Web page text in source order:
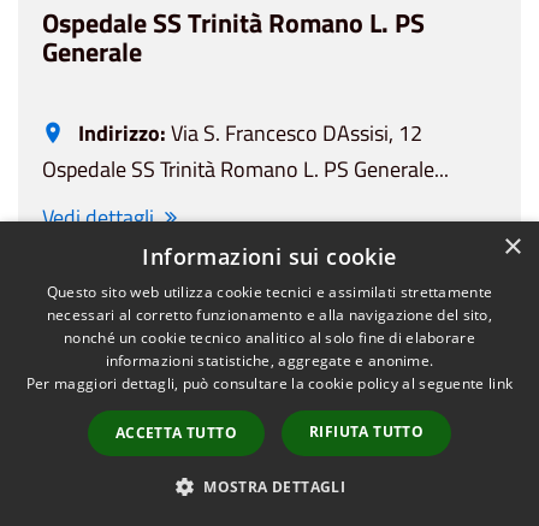
Ospedale SS Trinità Romano L. PS
Generale
Indirizzo:Via S. Francesco DAssisi, 12
Ospedale SS Trinità Romano L. PS Generale...
Vedi dettagli
Ospedale SS. Annunziata Varzi PS
Generale
Via F. Repetti, 2
×
Informazioni sui cookie
Questo sito web utilizza cookie tecnici e assimilati strettamente
necessari al corretto funzionamento e alla navigazione del sito,
nonché un cookie tecnico analitico al solo fine di elaborare
informazioni statistiche, aggregate e anonime.
Per maggiori dettagli, può consultare la cookie policy al seguente link
ACCETTA TUTTO RIFIUTA TUTTO
MOSTRA DETTAGLI